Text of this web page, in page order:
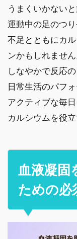
うまくいかない
運動中の足のつ
不足とともにカ
ンかもしれません
しなやかで反応
日常生活のパフ
アクティブな毎
カルシウムを役
血液凝固
ための必